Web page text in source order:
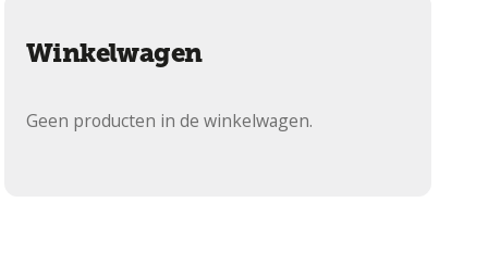
Winkelwagen
Geen producten in de winkelwagen.